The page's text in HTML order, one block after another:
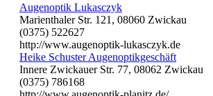
Augenoptik Lukasczyk
Marienthaler Str. 121, 08060 Zwickau
(0375) 522627
http://www.augenoptik-lukasczyk.de
Heike Schuster Augenoptikgeschäft
Innere Zwickauer Str. 77, 08062 Zwickau
(0375) 786168